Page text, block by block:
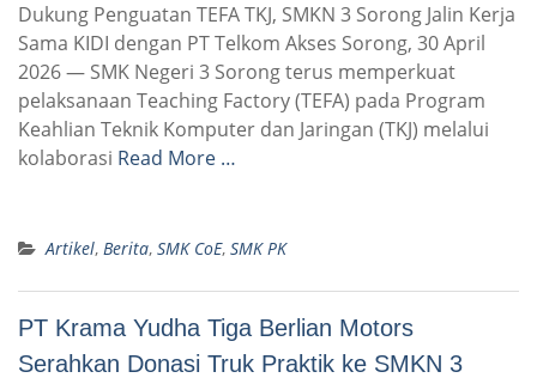
Dukung Penguatan TEFA TKJ, SMKN 3 Sorong Jalin Kerja
Sama KIDI dengan PT Telkom Akses Sorong, 30 April
2026 — SMK Negeri 3 Sorong terus memperkuat
pelaksanaan Teaching Factory (TEFA) pada Program
Keahlian Teknik Komputer dan Jaringan (TKJ) melalui
kolaborasi Read More …
Artikel, Berita, SMK CoE, SMK PK
PT Krama Yudha Tiga Berlian Motors
Serahkan Donasi Truk Praktik ke SMKN 3